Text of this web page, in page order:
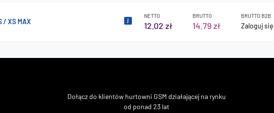
/ XS MAX
NETTO
12.02 zł
BRUTTO
14.79 zł
BRUTTO B2B
Zaloguj się
Dołącz do klientów hurtowni GSM działającej na rynku
od ponad 23 lat